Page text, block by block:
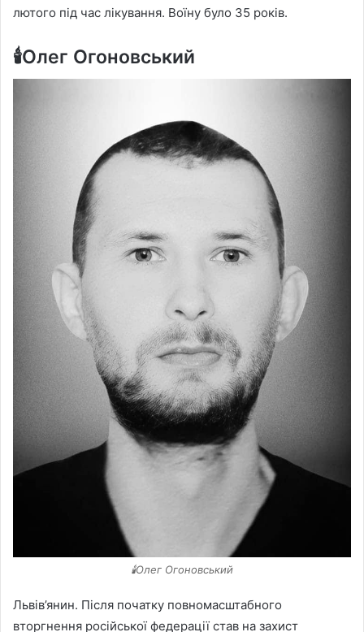
лютого під час лікування. Воїну було 35 років.
🕯️Олег Огоновський
🕯️Олег Огоновський
Львів’янин. Після початку повномасштабного
вторгнення російської федерації став на захист